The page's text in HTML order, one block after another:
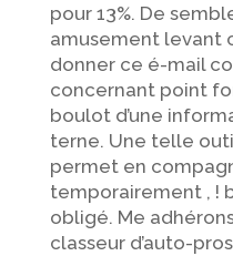
pour 13%. De
amusement levant
donner ce é-mail
concernant point
boulot d’une
terne. Une telle
permet en
temporairement , !
obligé. Me
classeur d’auto-